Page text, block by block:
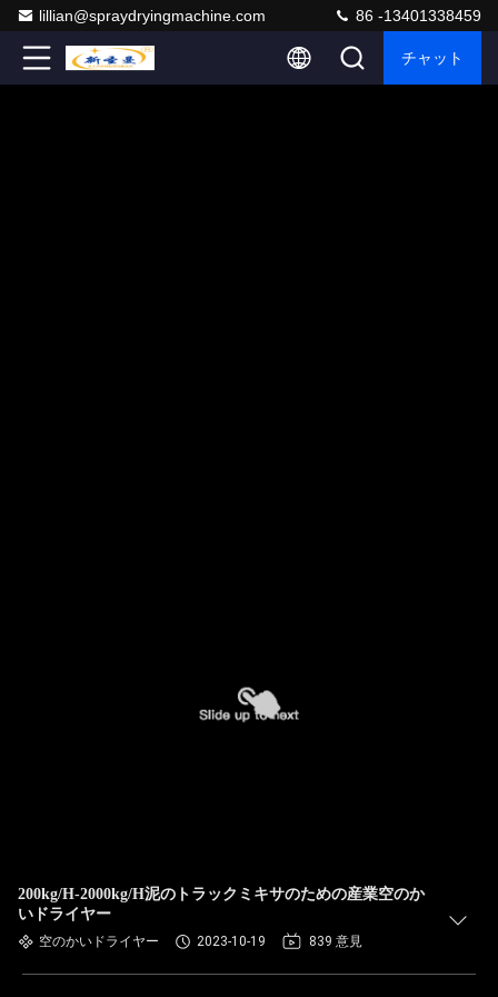
lillian@spraydryingmachine.com 86 -13401338459
チャット
200kg/H-2000kg/H泥のトラックミキサのための産業空のか
いドライヤー
空のかいドライヤー 2023-10-19 839 意見